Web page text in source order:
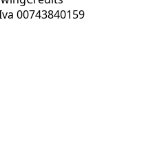
00743840159